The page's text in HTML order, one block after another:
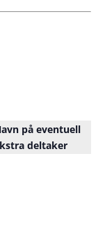
på eventuell
deltaker